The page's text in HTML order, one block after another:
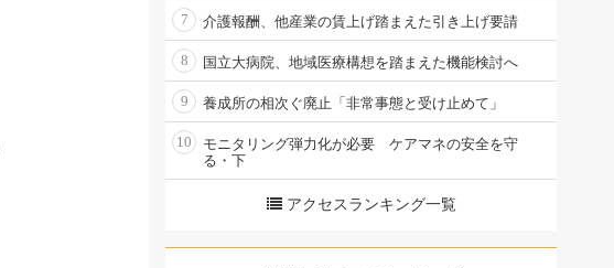
7 介護報酬、他産業の賃上げ踏まえた引き上げ要請
8 国立大病院、地域医療構想を踏まえた機能検討へ
9 養成所の相次ぐ廃止「非常事態と受け止めて」
10
モニタリング弾力化が必要 ケアマネの安全を守
る・下
アクセスランキング一覧